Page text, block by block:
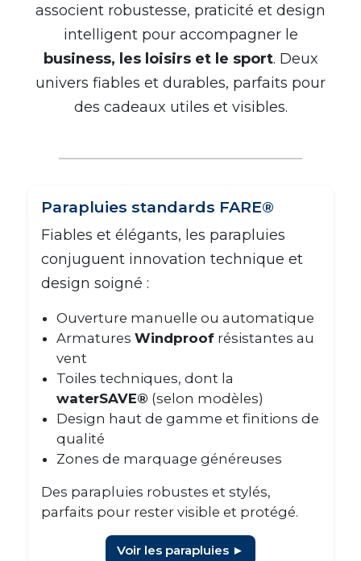
associent robustesse, praticité et design
intelligent pour accompagner le
business, les loisirs et le sport. Deux
univers fiables et durables, parfaits pour
des cadeaux utiles et visibles.
Parapluies standards FARE®
Fiables et élégants, les parapluies
conjuguent innovation technique et
design soigné :
Ouverture manuelle ou automatique
ArmaturesWindproof résistantes au
vent
Toiles techniques, dont la
waterSAVE® (selon modèles)
Design haut de gamme et finitions de
qualité
Zones de marquage généreuses
Des parapluies robustes et stylés,
parfaits pour rester visible et protégé.
Voir les parapluies ►